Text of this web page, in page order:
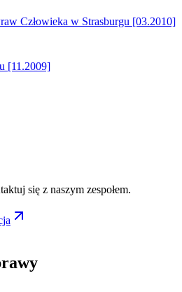
Człowieka w Strasburgu [03.2010]
[11.2009]
się z naszym zespołem.